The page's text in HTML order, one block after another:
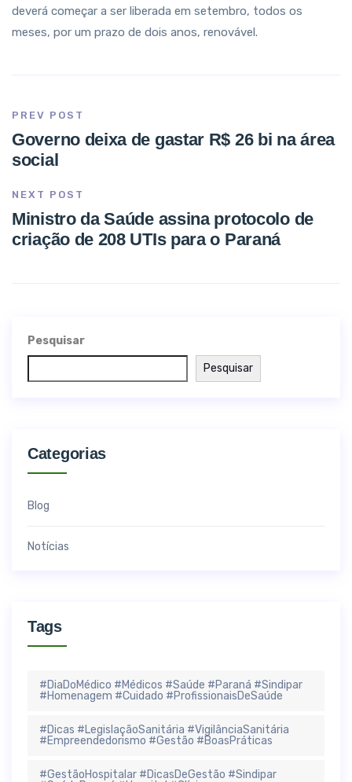
deverá começar a ser liberada em setembro, todos os
meses, por um prazo de dois anos, renovável.
PREV POST
Governo deixa de gastar R$ 26 bi na área
social
NEXT POST
Ministro da Saúde assina protocolo de
criação de 208 UTIs para o Paraná
Pesquisar
Pesquisar
Categorias
Blog
Notícias
Tags
#DiaDoMédico #Médicos #Saúde #Paraná #Sindipar
#Homenagem #Cuidado #ProfissionaisDeSaúde
#Dicas #LegislaçãoSanitária #VigilânciaSanitária
#Empreendedorismo #Gestão #BoasPráticas
#GestãoHospitalar #DicasDeGestão #Sindipar